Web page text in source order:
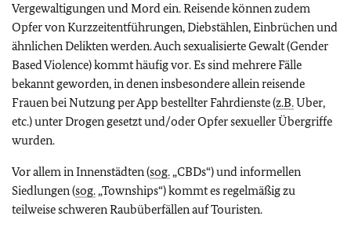
Vergewaltigungen und Mord ein. Reisende können zudem
Opfer von Kurzzeitentführungen, Diebstählen, Einbrüchen und
ähnlichen Delikten werden. Auch sexualisierte Gewalt (Gender
Based Violence) kommt häufig vor. Es sind mehrere Fälle
bekannt geworden, in denen insbesondere allein reisende
Frauen bei Nutzung per App bestellter Fahrdienste (z.B.Uber,
etc.) unter Drogen gesetzt und/oder Opfer sexueller Übergriffe
wurden.
Vor allem in Innenstädten (sog.„CBDs“) und informellen
Siedlungen (sog.„Townships“) kommt es regelmäßig zu
teilweise schweren Raubüberfällen auf Touristen.